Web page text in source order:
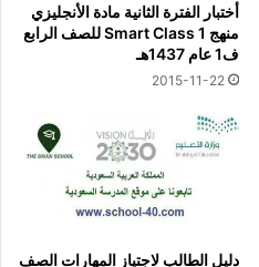
أختبار الفترة الثانية مادة الأنجليزي
منهج Smart Class 1 للصف الرابع
ف1 عام 1437هـ
2015-11-22
دليل الطالب لاجتياز المهارات الصف